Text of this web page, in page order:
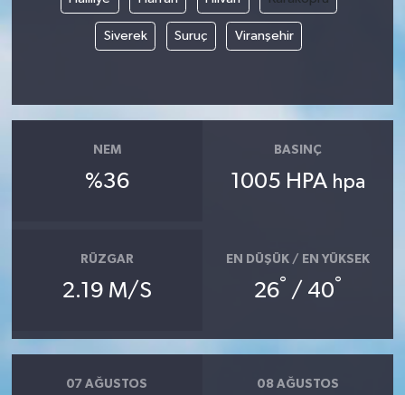
Siverek Suruç Viranşehir
NEM
%36
BASINÇ
1005 HPA hpa
RÜZGAR
2.19 M/S
EN DÜŞÜK / EN YÜKSEK
26° / 40°
07 AĞUSTOS 08 AĞUSTOS